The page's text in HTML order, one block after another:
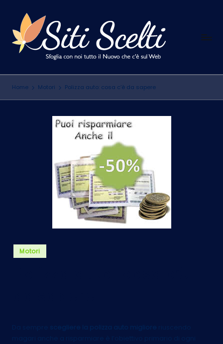
content
S
t
Sfoglia
con
il
Nuovo
Home Motori Polizza auto: cosa c’è da sapere
Posted
in
Motori
Da sempre scegliere la polizza auto migliore
riuscendo
magari anche a risparmiare è l’obiettivo primario di ogni